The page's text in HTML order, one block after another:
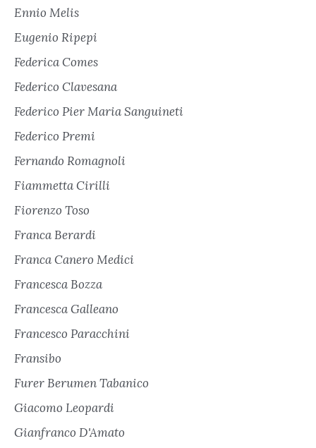
Ennio Melis
Eugenio Ripepi
Federica Comes
Federico Clavesana
Federico Pier Maria Sanguineti
Federico Premi
Fernando Romagnoli
Fiammetta Cirilli
Fiorenzo Toso
Franca Berardi
Franca Canero Medici
Francesca Bozza
Francesca Galleano
Francesco Paracchini
Fransibo
Furer Berumen Tabanico
Giacomo Leopardi
Gianfranco D'Amato